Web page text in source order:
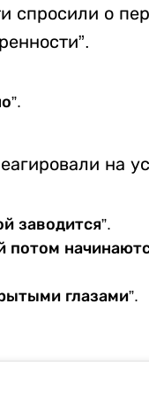
спросили о
на
заводится”.
потом
глазами”.